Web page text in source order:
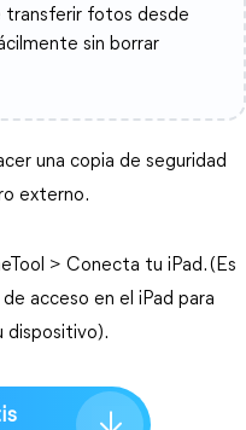
transferir fotos desde
sin borrar
una copia de seguridad
externo.
> Conecta tu iPad. (Es
acceso en el iPad para
dispositivo).